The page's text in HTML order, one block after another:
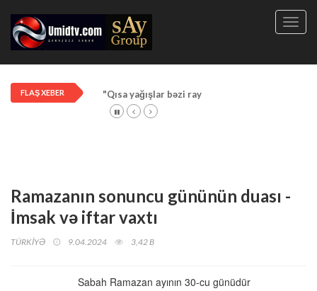
FLAŞ XEBER "Qısa yağışlar bəzi rayonlarda davam edir"
Ramazanın sonuncu gününün duası -
İmsak və iftar vaxtı
TÜRKİYƏ 9.04.2024 3,42 B
Sabah Ramazan ayının 30-cu günüdür